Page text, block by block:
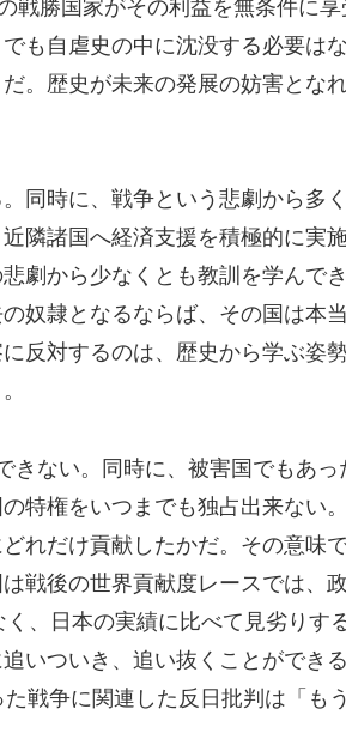
戦勝国家がその利益を無条件に
も自虐史の中に沈没する必要は
。歴史が未来の発展の妨害とな
同時に、戦争という悲劇から多
隣諸国へ経済支援を積極的に実
劇から少なくとも教訓を学んでき
奴隷となるならば、その国は本
反対するのは、歴史から学ぶ姿
きない。同時に、被害国でもあっ
特権をいつまでも独占出来ない。
れだけ貢献したかだ。その意味
戦後の世界貢献度レースでは、
、日本の実績に比べて見劣りす
いついき、追い抜くことができ
戦争に関連した反日批判は「も